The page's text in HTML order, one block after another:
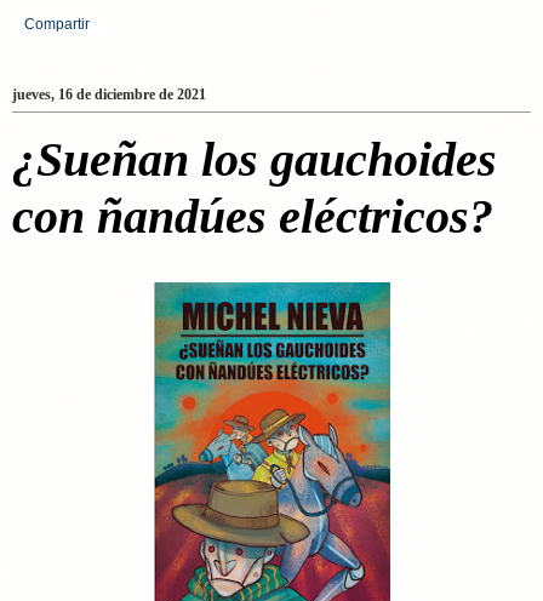
Compartir
jueves, 16 de diciembre de 2021
¿Sueñan los gauchoides
con ñandúes eléctricos?